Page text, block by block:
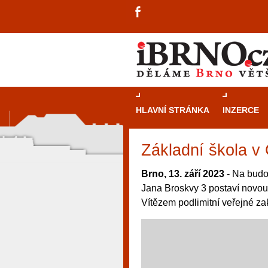
HLAVNÍ STRÁNKA INZERCE
Základní škola v
Brno, 13. září 2023 - Na
Jana Broskvy 3 postaví
Vítězem podlimitní veřejné